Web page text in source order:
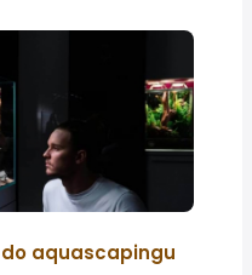
do aquascapingu